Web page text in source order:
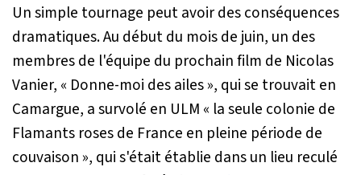
Un simple tournage peut avoir des conséquences
dramatiques. Au début du mois de juin, un des
membres de l'équipe du prochain film de Nicolas
Vanier, « Donne-moi des ailes », qui se trouvait en
Camargue, a survolé en ULM « la seule colonie de
Flamants roses de France en pleine période de
couvaison », qui s'était établie dans un lieu reculé